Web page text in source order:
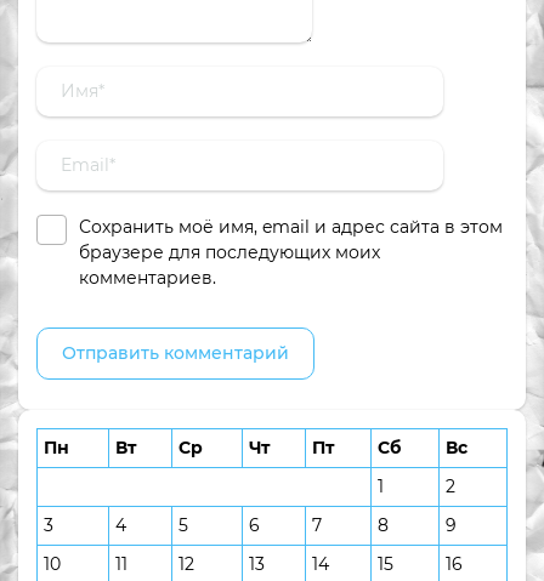
Сохранить моё имя, email и адрес сайта в этом
браузере для последующих моих
комментариев.
Пн Вт Ср Чт Пт Сб
Вс
1
2
3
4 5 6 7 8
9
10
11 12 13 14 15 16